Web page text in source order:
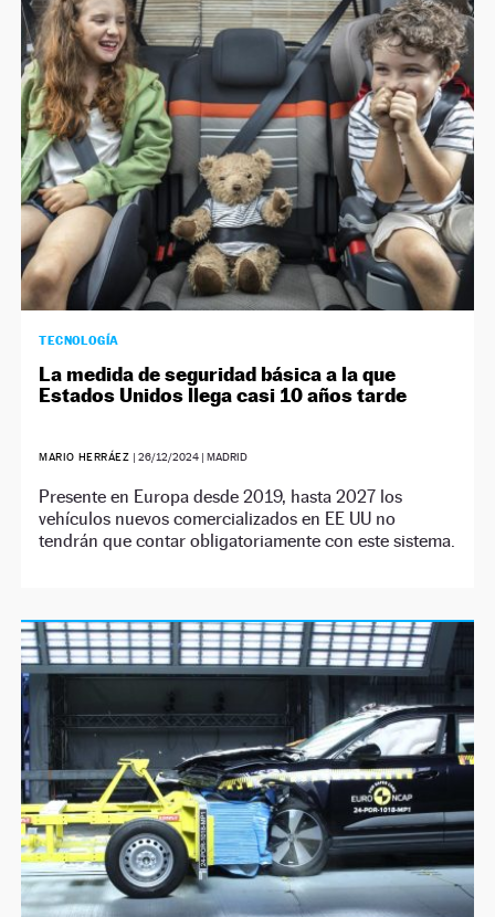
TECNOLOGÍA
La medida de seguridad básica a la que
Estados Unidos llega casi 10 años tarde
MARIO HERRÁEZ |26/12/2024 | MADRID
Presente en Europa desde 2019, hasta 2027 los
vehículos nuevos comercializados en EE UU no
tendrán que contar obligatoriamente con este sistema.